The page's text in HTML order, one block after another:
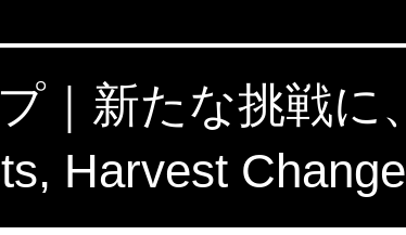
｜新たな挑戦に
Harvest